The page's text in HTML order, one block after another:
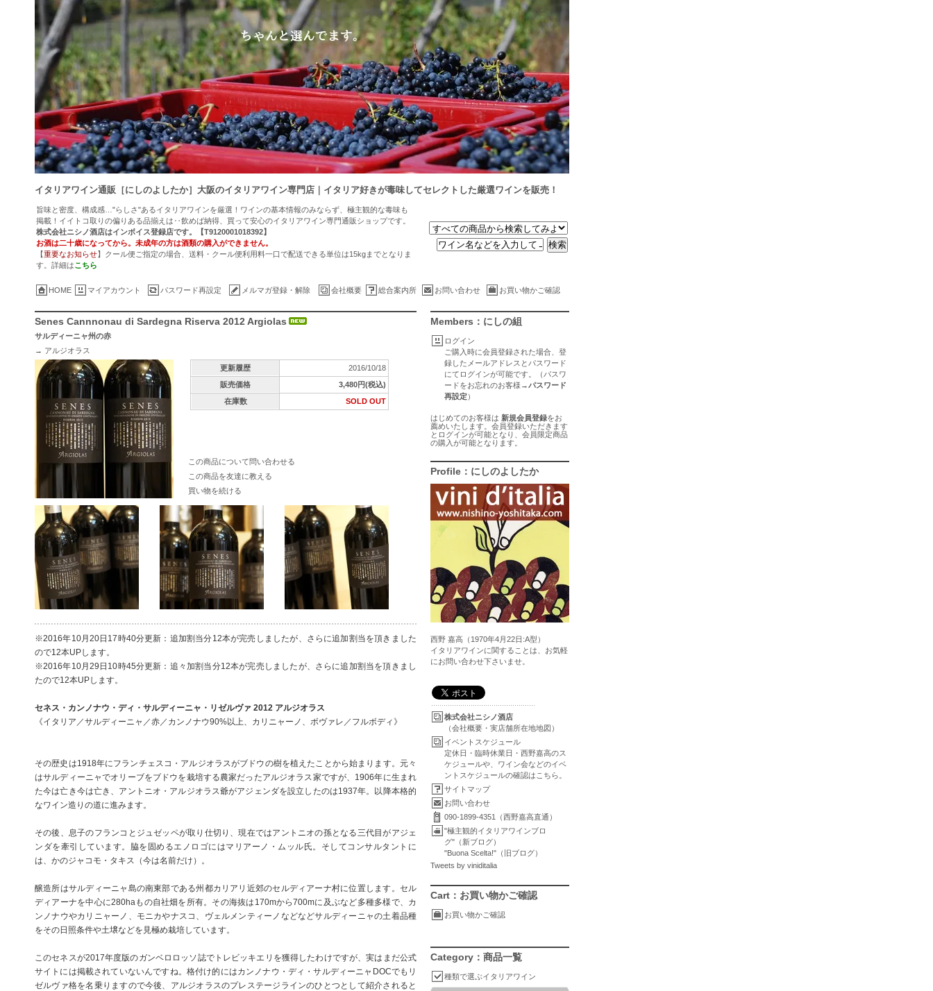
イタリアワイン通販［にしのよしたか］大阪のイタリアワイン専門店｜イタリア好きが毒味してセレクトした厳選ワインを販売！
旨味と密度、構成感…"らしさ"あるイタリアワインを厳選！ワインの基本情報のみならず、極主観的な毒味も
掲載！イイトコ取りの偏りある品揃えは‥飲めば納得、買って安心のイタリアワイン専門通販ショップです。
株式会社ニシノ酒店はインボイス登録店です。【T9120001018392】
お酒は二十歳になってから。未成年の方は酒類の購入ができません。
【重要なお知らせ】クール便ご指定の場合、送料・クール便利用料一口で配送できる単位は15kgまでとなりま
す。詳細はこちら
HOME マイアカウント パスワード再設定 メルマガ登録・解除 会社概要 総合案内所 お問い合わせ お買い物かご確認
Senes Cannnonau di Sardegna Riserva 2012 Argiolas
サルディーニャ州の赤
→ アルジオラス
更新履歴
2016/10/18
販売価格
3,480円(税込)
在庫数
SOLD OUT
この商品について問い合わせる
この商品を友達に教える
買い物を続ける
※2016年10月20日17時40分更新：追加割当分12本が完売しましたが、さらに追加割当を頂きました
ので12本UPします。
※2016年10月29日10時45分更新：追々加割当分12本が完売しましたが、さらに追加割当を頂きまし
たので12本UPします。
セネス・カンノナウ・ディ・サルディーニャ・リゼルヴァ 2012 アルジオラス
《イタリア／サルディーニャ／赤／カンノナウ90%以上、カリニャーノ、ボヴァレ／フルボディ》
その歴史は1918年にフランチェスコ・アルジオラスがブドウの樹を植えたことから始まります。元々
はサルディーニャでオリーブをブドウを栽培する農家だったアルジオラス家ですが、1906年に生まれ
た今は亡き今は亡き、アントニオ・アルジオラス爺がアジェンダを設立したのは1937年。以降本格的
なワイン造りの道に進みます。
その後、息子のフランコとジュゼッペが取り仕切り、現在ではアントニオの孫となる三代目がアジェ
ンダを牽引しています。脇を固めるエノロゴにはマリアーノ・ムッル氏。そしてコンサルタントに
は、かのジャコモ・タキス（今は名前だけ）。
醸造所はサルディーニャ島の南東部である州都カリアリ近郊のセルディアーナ村に位置します。セル
ディアーナを中心に280haもの自社畑を所有。その海抜は170mから700mに及ぶなど多種多様で、カ
ンノナウやカリニャーノ、モニカやナスコ、ヴェルメンティーノなどなどサルディーニャの土着品種
をその日照条件や土壌などを見極め栽培しています。
このセネスが2017年度版のガンベロロッソ誌でトレビッキエリを獲得したわけですが、実はまだ公式
サイトには掲載されていないんですね。格付け的にはカンノナウ・ディ・サルディーニャDOCでもリ
ゼルヴァ格を名乗りますので今後、アルジオラスのプレステージラインのひとつとして紹介されると
Members：にしの組
ログイン
ご購入時に会員登録された場合、登
録したメールアドレスとパスワード
にてログインが可能です。（パスワ
ードをお忘れのお客様→パスワード
再設定）
はじめてのお客様は 新規会員登録をお
薦めいたします。会員登録いただきます
とログインが可能となり、会員限定商品
の購入が可能となります。
Profile：にしのよしたか
西野 嘉高（1970年4月22日:A型）
イタリアワインに関することは、お気軽
にお問い合わせ下さいませ。
株式会社ニシノ酒店
（会社概要・実店舗所在地地図）
イベントスケジュール
定休日・臨時休業日・西野嘉高のス
ケジュールや、ワイン会などのイベ
ントスケジュールの確認はこちら。
サイトマップ
お問い合わせ
090-1899-4351（西野嘉高直通）
"極主観的イタリアワインブロ
グ"（新ブログ）
"Buona Scelta!"（旧ブログ）
Tweets by viniditalia
Cart：お買い物かご確認
お買い物かご確認
Category：商品一覧
種類で選ぶイタリアワイン